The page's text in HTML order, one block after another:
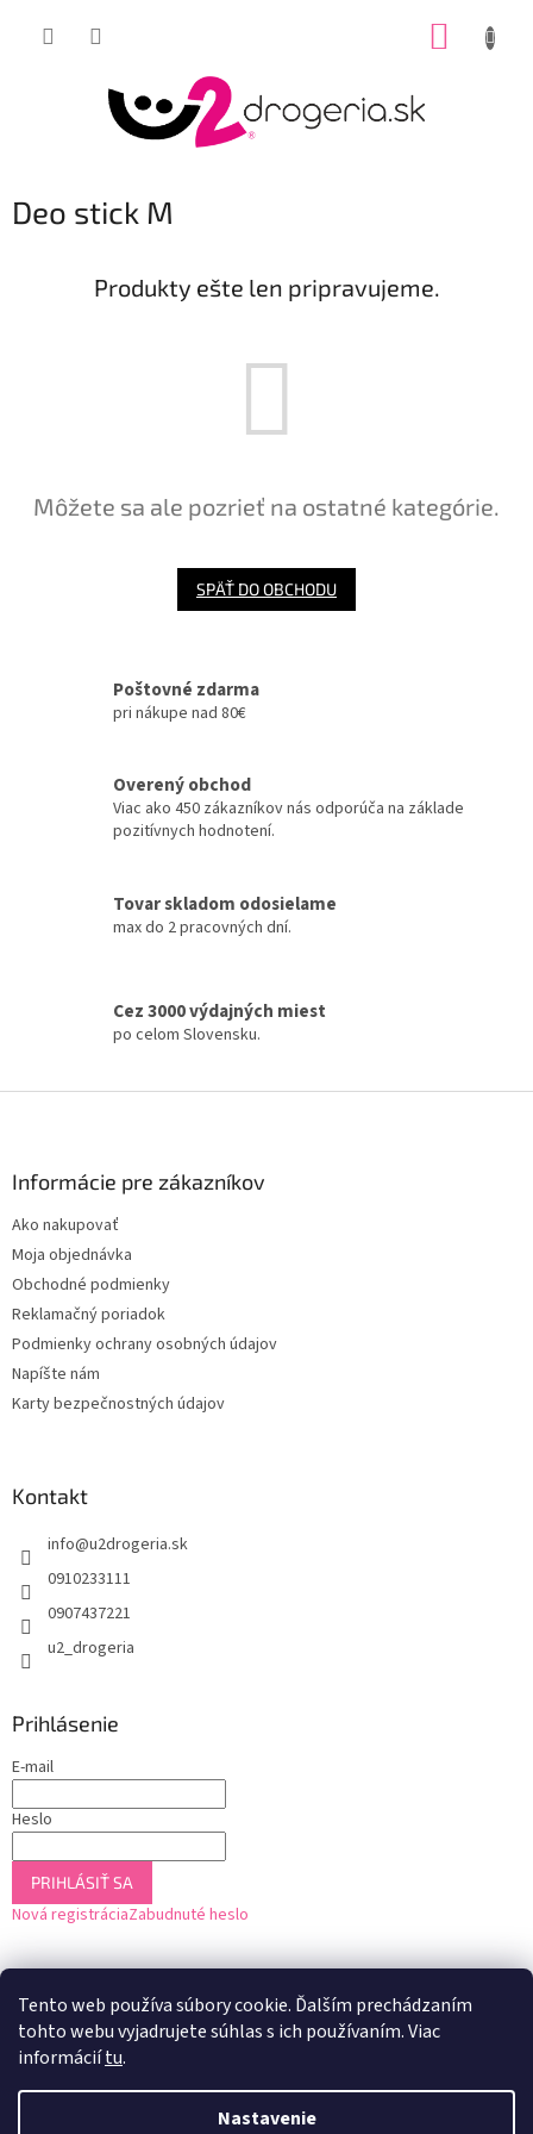
Tento web používa súbory cookie. Ďalším prechádzaním
tohto webu vyjadrujete súhlas s ich používaním. Viac
informáciítu.
Nastavenie
Deo stick M
Produkty ešte len pripravujeme.
Môžete sa ale pozrieť na ostatné kategórie.
SPÄŤ DO OBCHODU
Poštovné zdarma
pri nákupe nad 80€
Overený obchod
Viac ako 450 zákazníkov nás odporúča na základe
pozitívnych hodnotení.
Tovar skladom odosielame
max do 2 pracovných dní.
Cez 3000 výdajných miest
po celom Slovensku.
Informácie pre zákazníkov
Ako nakupovať
Moja objednávka
Obchodné podmienky
Reklamačný poriadok
Podmienky ochrany osobných údajov
Napíšte nám
Karty bezpečnostných údajov
Kontakt
info@u2drogeria.sk
0910233111
0907437221
u2_drogeria
Prihlásenie
E-mail
Heslo
PRIHLÁSIŤ SA
Nová registráciaZabudnuté heslo
Vytvoril Shoptet